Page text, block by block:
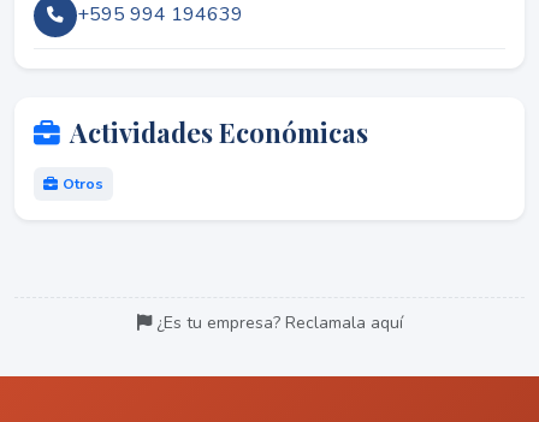
+595 994 194639
Actividades Económicas
Otros
¿Es tu empresa? Reclamala aquí